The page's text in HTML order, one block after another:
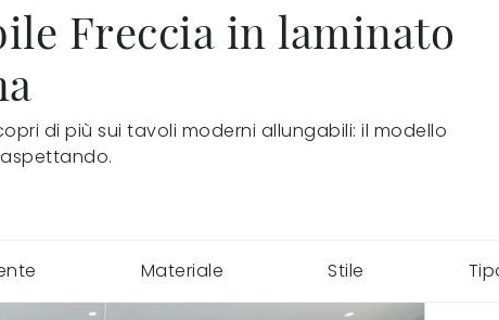
Freccia in laminato
di più sui tavoli moderni allungabili: il modello
Materiale Stile